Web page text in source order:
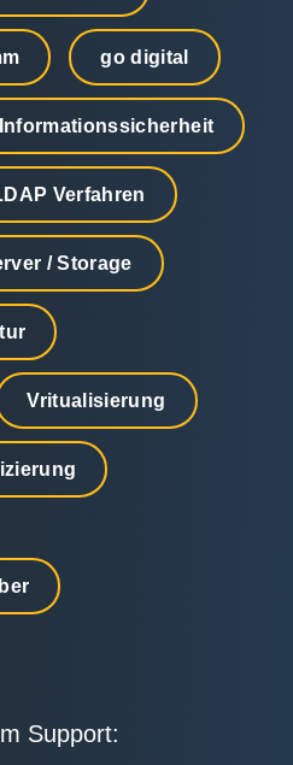
go digital
Informationssicherheit
Verfahren
/ Storage
Vritualisierung
Support: